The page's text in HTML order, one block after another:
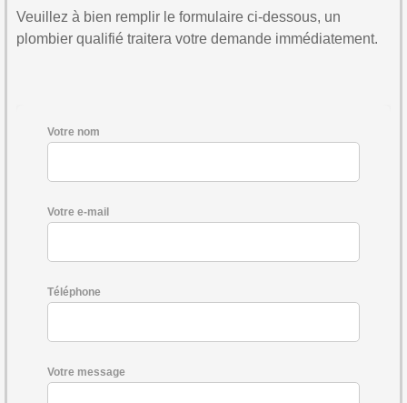
Veuillez à bien remplir le formulaire ci-dessous, un
plombier qualifié traitera votre demande immédiatement.
Votre nom
Votre e-mail
Téléphone
Votre message